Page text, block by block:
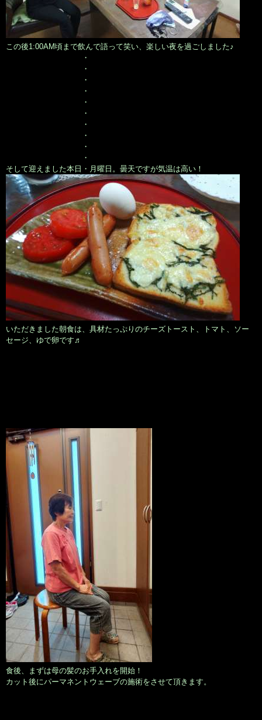
この後1:00AM頃まで飲んで語って笑い、楽しい夜を過ごしました♪
・
・
・
・
・
・
・
・
・
・
そして迎えました本日・月曜日。曇天ですが気温は高い！
いただきました朝食は、具材たっぷりのチーズトースト、トマト、ソー
セージ、ゆで卵です♬
食後、まずは母の髪のお手入れを開始！
カット後にパーマネントウェーブの施術をさせて頂きます。